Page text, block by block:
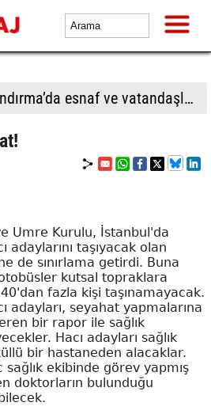
BTP, Bandırma’da esnaf ve vatandaşla buluştu
Umre Kurulu, İstanbul'da
adaylarını taşıyacak olan
de sınırlama getirdi. Buna
kutsal topraklara
fazla kişi taşınamayacak.
adayları, seyahat yapmalarına
bir rapor ile sağlık
Hacı adayları sağlık
bir hastaneden alacaklar.
ekibinde görev yapmış
doktorların bulunduğu